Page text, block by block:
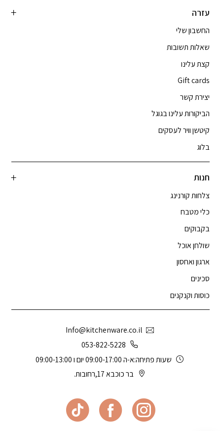
עזרה
החשבון שלי
שאלות תשובות
קצת עלינו
Gift cards
יצירת קשר
הביקורות עלינו בגוגל
קיטשן וויר לעסקים
בלוג
חנות
צלחות קורנינג
כלי מטבח
בקבוקים
שולחן אוכל
ארגון ואחסון
סכינים
כוסות וקנקנים
Info@kitchenware.co.il
053-822-5228
שעות פתיחה:א-ה 09:00-17:00 יום ו 09:00-13:00
בר כוכבא 17,רחובות.